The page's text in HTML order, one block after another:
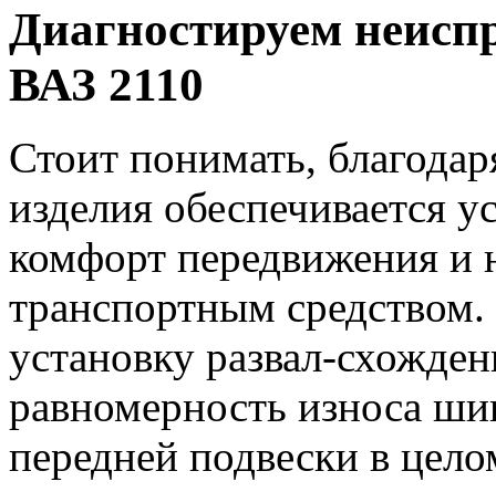
Диагностируем
ВАЗ 2110
Стоит понимать,
изделия обеспечивается
комфорт передвижения и
транспортным
установку развал-
равномерность износа
передней подвески в